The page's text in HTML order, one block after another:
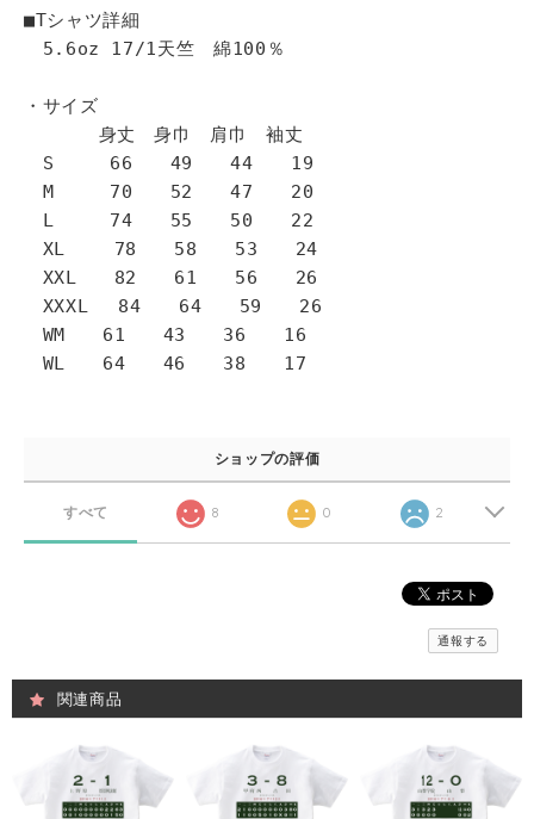
■Tシャツ詳細
5.6oz 17/1天竺 綿100％
・サイズ
身丈 身巾 肩巾 袖丈
S 66 49 44 19
M 70 52 47 20
L 74 55 50 22
XL 78 58 53 24
XXL 82 61 56 26
XXXL 84 64 59 26
WM 61 43 36 16
WL 64 46 38 17
ショップの評価
すべて 8 0 2
通報する
関連商品